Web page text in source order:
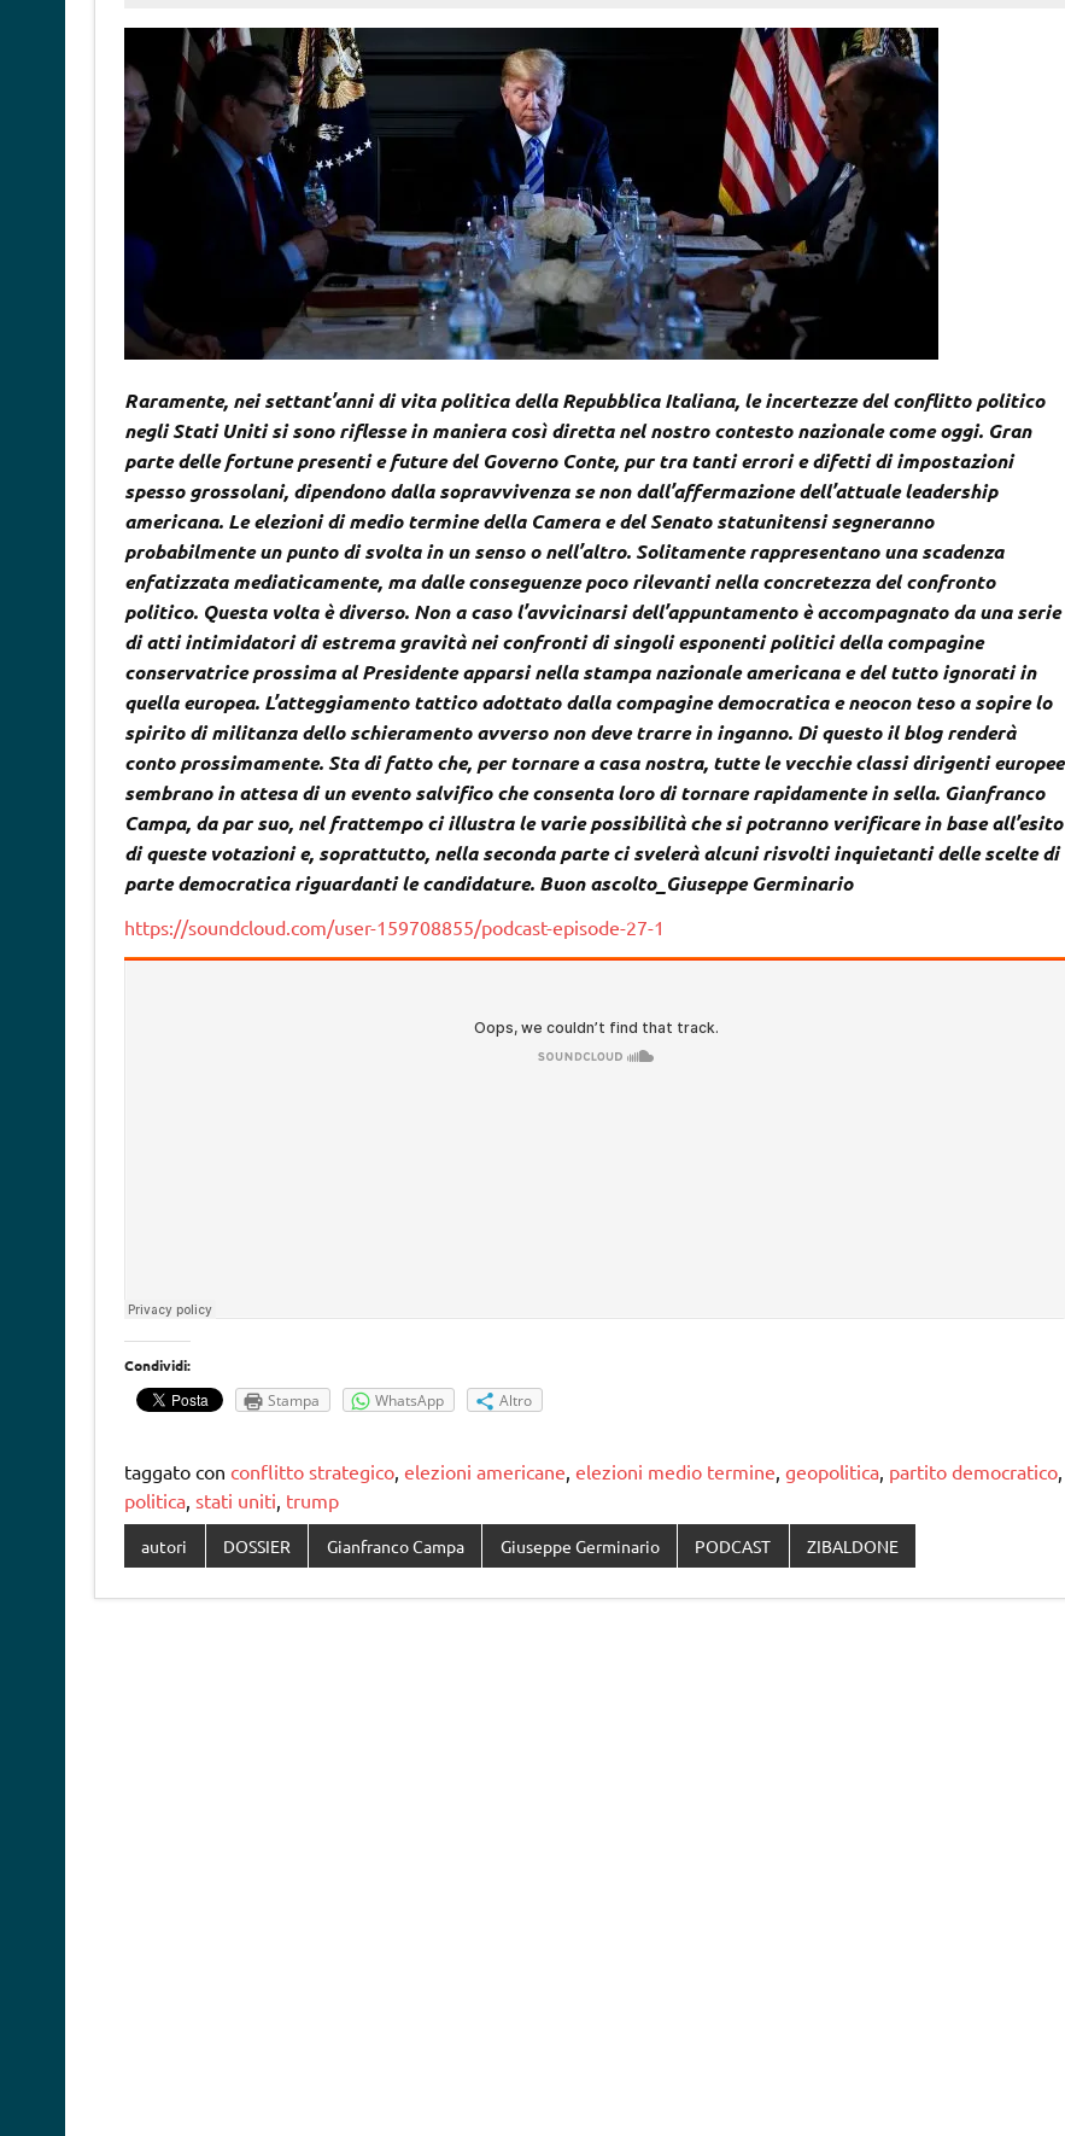
Raramente, nei settant’anni di vita politica della Repubblica Italiana, le incertezze del conflitto politico
negli Stati Uniti si sono riflesse in maniera così diretta nel nostro contesto nazionale come oggi. Gran
parte delle fortune presenti e future del Governo Conte, pur tra tanti errori e difetti di impostazioni
spesso grossolani, dipendono dalla sopravvivenza se non dall’affermazione dell’attuale leadership
americana. Le elezioni di medio termine della Camera e del Senato statunitensi segneranno
probabilmente un punto di svolta in un senso o nell’altro. Solitamente rappresentano una scadenza
enfatizzata mediaticamente, ma dalle conseguenze poco rilevanti nella concretezza del confronto
politico. Questa volta è diverso. Non a caso l’avvicinarsi dell’appuntamento è accompagnato da una serie
di atti intimidatori di estrema gravità nei confronti di singoli esponenti politici della compagine
conservatrice prossima al Presidente apparsi nella stampa nazionale americana e del tutto ignorati in
quella europea. L’atteggiamento tattico adottato dalla compagine democratica e neocon teso a sopire lo
spirito di militanza dello schieramento avverso non deve trarre in inganno. Di questo il blog renderà
conto prossimamente. Sta di fatto che, per tornare a casa nostra, tutte le vecchie classi dirigenti europee
sembrano in attesa di un evento salvifico che consenta loro di tornare rapidamente in sella. Gianfranco
Campa, da par suo, nel frattempo ci illustra le varie possibilità che si potranno verificare in base all’esito
di queste votazioni e, soprattutto, nella seconda parte ci svelerà alcuni risvolti inquietanti delle scelte di
parte democratica riguardanti le candidature. Buon ascolto_Giuseppe Germinario
https://soundcloud.com/user-159708855/podcast-episode-27-1
Condividi:
Stampa WhatsApp Altro
taggato con conflitto strategico, elezioni americane, elezioni medio termine, geopolitica, partito democratico,
politica, stati uniti, trump
autori DOSSIER Gianfranco Campa Giuseppe Germinario PODCAST ZIBALDONE